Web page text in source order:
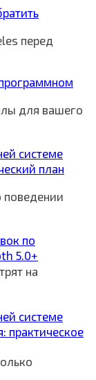
перед
для вашего
системе
план
поведении
по
5.0+
на
системе
практическое